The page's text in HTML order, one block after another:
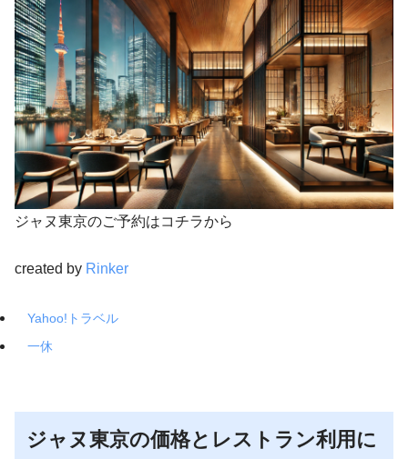
ジャヌ東京のご予約はコチラから
created by Rinker
Yahoo!トラベル
一休
ジャヌ東京の価格とレストラン利用に